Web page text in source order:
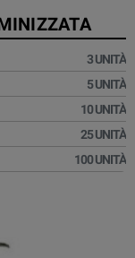
3 UNITÀ
5 UNITÀ
10 UNITÀ
25 UNITÀ
100 UNITÀ